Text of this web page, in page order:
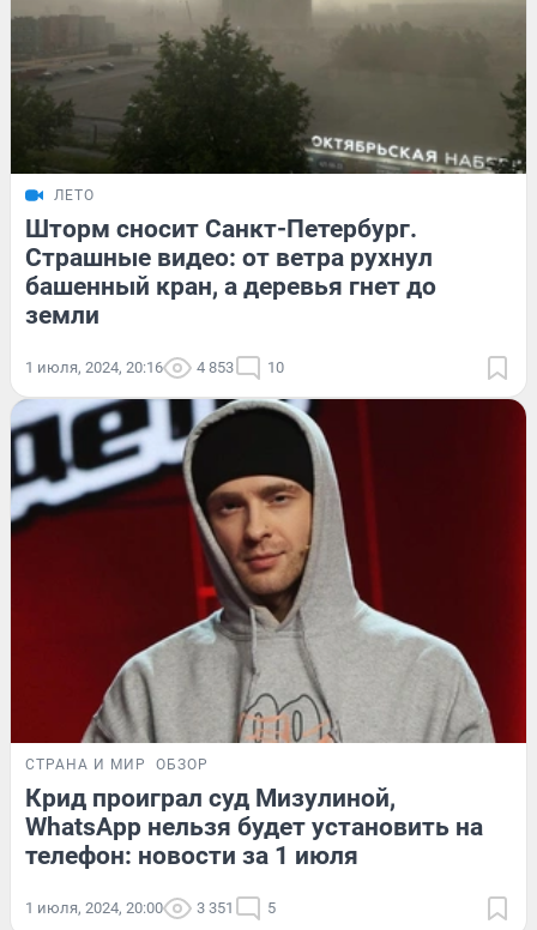
ЛЕТО
Шторм сносит Санкт-Петербург.
Страшные видео: от ветра рухнул
башенный кран, а деревья гнет до
земли
1 июля, 2024, 20:16 4 853 10
СТРАНА И МИР ОБЗОР
Крид проиграл суд Мизулиной,
WhatsApp нельзя будет установить на
телефон: новости за 1 июля
1 июля, 2024, 20:00 3 351 5